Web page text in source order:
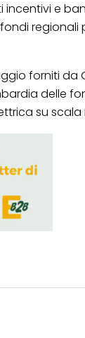
incentivi e
regionali
forniti da
delle
su scala